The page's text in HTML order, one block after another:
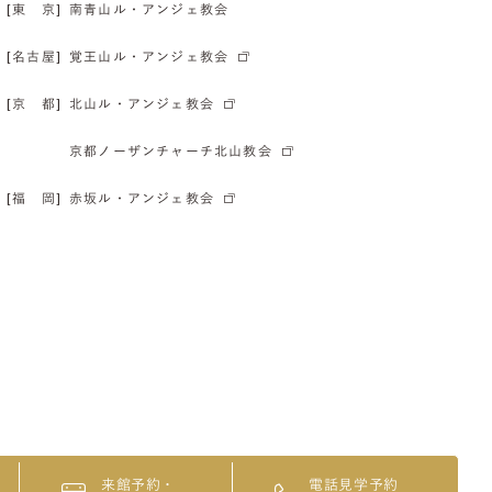
[東 京] 南青山ル・アンジェ教会
[名古屋] 覚王山ル・アンジェ教会
[京 都] 北山ル・アンジェ教会
京都ノーザンチャーチ北山教会
[福 岡] 赤坂ル・アンジェ教会
来館予約・ 電話見学予約